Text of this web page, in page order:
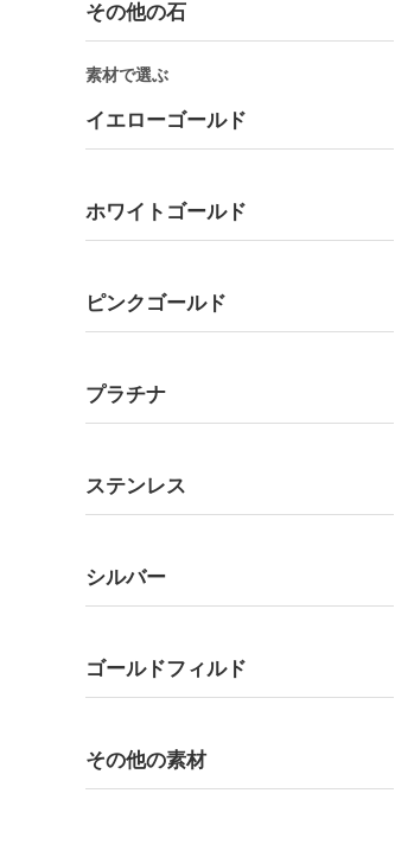
その他の石
素材で選ぶ
イエローゴールド
ホワイトゴールド
ピンクゴールド
プラチナ
ステンレス
シルバー
ゴールドフィルド
その他の素材